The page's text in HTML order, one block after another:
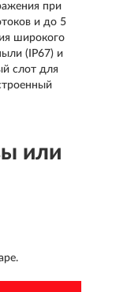
при
и до 5
широкого
(IP67) и
слот для
или